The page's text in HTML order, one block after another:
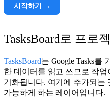
시작하기 →
TasksBoard로 프로
TasksBoard는 Google Tasks를
한 데이터를 읽고 쓰므로 작업
기화됩니다. 여기에 추가되는
가능하게 하는 레이어입니다.